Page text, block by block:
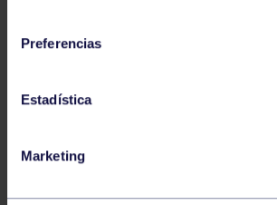
Preferencias
Estadística
Marketing
Tenis
CIRCUITO AS YOUNG TOUR